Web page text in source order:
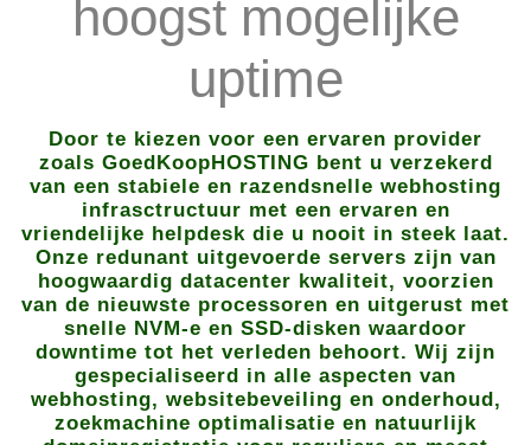
hoogst mogelijke
uptime
Door te kiezen voor een ervaren provider
zoals GoedKoopHOSTING bent u verzekerd
van een stabiele en razendsnelle webhosting
infrasctructuur met een ervaren en
vriendelijke helpdesk die u nooit in steek laat.
Onze redunant uitgevoerde servers zijn van
hoogwaardig datacenter kwaliteit, voorzien
van de nieuwste processoren en uitgerust met
snelle NVM-e en SSD-disken waardoor
downtime tot het verleden behoort. Wij zijn
gespecialiseerd in alle aspecten van
webhosting, websitebeveiling en onderhoud,
zoekmachine optimalisatie en natuurlijk